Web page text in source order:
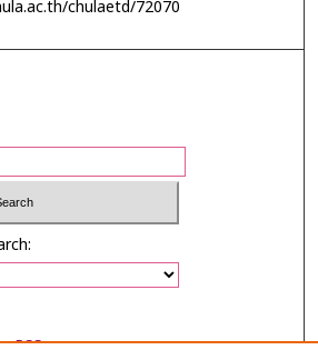
chulaetd/72070